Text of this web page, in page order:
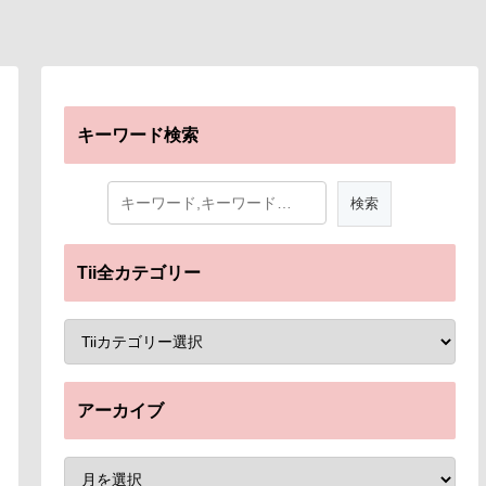
キーワード検索
Tii全カテゴリー
アーカイブ